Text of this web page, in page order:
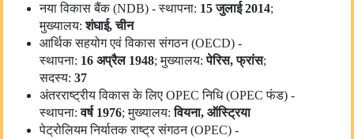
नया विकास बैंक (NDB) - स्थापना: 15 जुलाई 2014;
मुख्यालय: शंघाई, चीन
आर्थिक सहयोग एवं विकास संगठन (OECD) -
स्थापना: 16 अप्रैल 1948; मुख्यालय: पेरिस, फ्रांस;
सदस्य: 37
अंतरराष्ट्रीय विकास के लिए OPEC निधि (OPEC फंड) -
स्थापना: वर्ष 1976; मुख्यालय: वियना, ऑस्ट्रिया
पेट्रोलियम निर्यातक राष्ट्र संगठन (OPEC) -